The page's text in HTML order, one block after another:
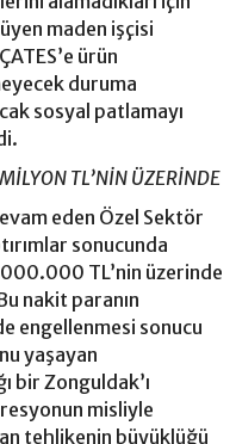
maden işçisi
ürün
duruma
sosyal patlamayı
TL’NİN ÜZERİNDE
eden Özel Sektör
sonucunda
TL’nin üzerinde
nakit paranın
engellenmesi sonucu
yaşayan
bir Zonguldak’ı
misliyle
tehlikenin büyüklüğü